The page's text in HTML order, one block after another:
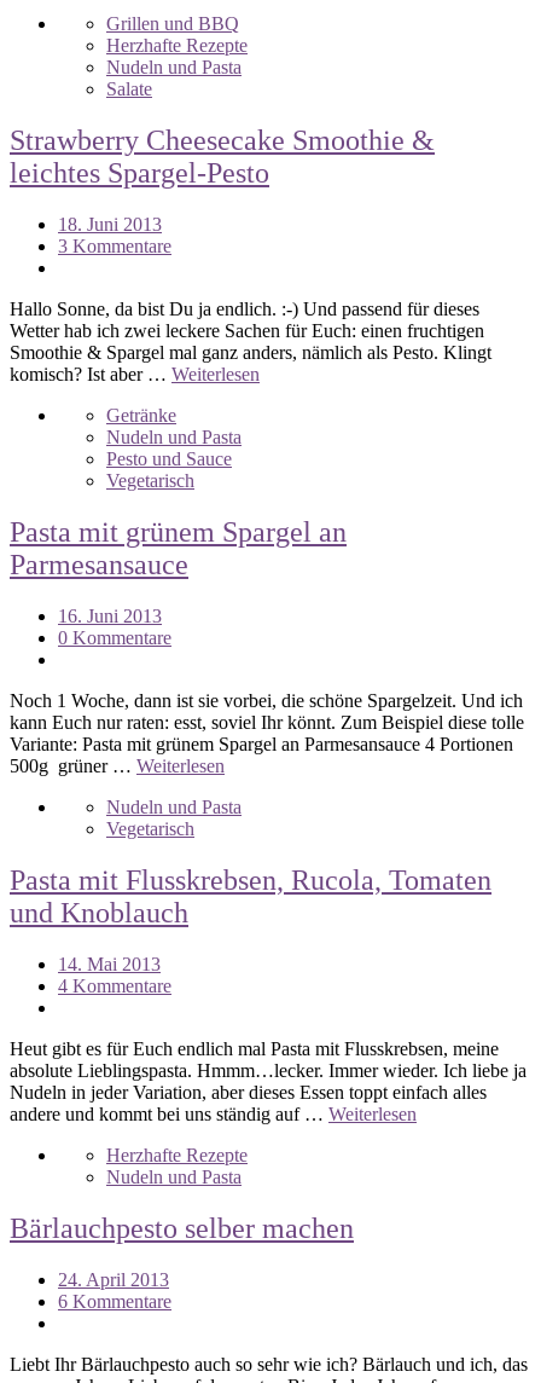
Grillen und BBQ
Herzhafte Rezepte
Nudeln und Pasta
Salate
Strawberry Cheesecake Smoothie &
leichtes Spargel-Pesto
18. Juni 2013
3 Kommentare
Hallo Sonne, da bist Du ja endlich. :-) Und passend für dieses
Wetter hab ich zwei leckere Sachen für Euch: einen fruchtigen
Smoothie & Spargel mal ganz anders, nämlich als Pesto. Klingt
komisch? Ist aber … Weiterlesen
Getränke
Nudeln und Pasta
Pesto und Sauce
Vegetarisch
Pasta mit grünem Spargel an
Parmesansauce
16. Juni 2013
0 Kommentare
Noch 1 Woche, dann ist sie vorbei, die schöne Spargelzeit. Und ich
kann Euch nur raten: esst, soviel Ihr könnt. Zum Beispiel diese tolle
Variante: Pasta mit grünem Spargel an Parmesansauce 4 Portionen
500g grüner … Weiterlesen
Nudeln und Pasta
Vegetarisch
Pasta mit Flusskrebsen, Rucola, Tomaten
und Knoblauch
14. Mai 2013
4 Kommentare
Heut gibt es für Euch endlich mal Pasta mit Flusskrebsen, meine
absolute Lieblingspasta. Hmmm…lecker. Immer wieder. Ich liebe ja
Nudeln in jeder Variation, aber dieses Essen toppt einfach alles
andere und kommt bei uns ständig auf … Weiterlesen
Herzhafte Rezepte
Nudeln und Pasta
Bärlauchpesto selber machen
24. April 2013
6 Kommentare
Liebt Ihr Bärlauchpesto auch so sehr wie ich? Bärlauch und ich, das